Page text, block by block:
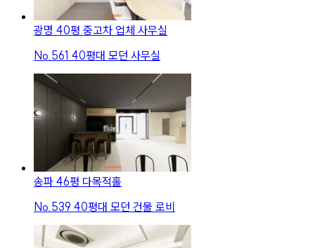
광명 40평 중고차 업체 사무실
No. 561 40평대 모던 사무실
송파 46평 다목적홀
No. 539 40평대 모던 건물 로비